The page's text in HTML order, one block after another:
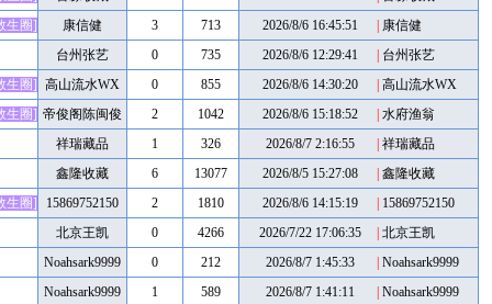
康信健
3 713 2026/8/6 16:45:51 康信健
生圈]
台州张艺
0 735 2026/8/6 12:29:41 台州张艺
高山流水WX
0 855 2026/8/6 14:30:20 高山流水WX
生圈]
帝俊阁陈闽俊
2 1042 2026/8/6 15:18:52 水府渔翁
生圈]
祥瑞藏品
1 326 2026/8/7 2:16:55 祥瑞藏品
鑫隆收藏
6 13077 2026/8/5 15:27:08 鑫隆收藏
15869752150
2 1810 2026/8/6 14:15:19 15869752150
生圈]
北京王凯
0 4266 2026/7/22 17:06:35 北京王凯
Noahsark9999
0 212 2026/8/7 1:45:33 Noahsark9999
Noahsark9999
1 589 2026/8/7 1:41:11 Noahsark9999